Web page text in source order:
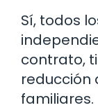
Sí, todos
contrato,
reducción
familiares.